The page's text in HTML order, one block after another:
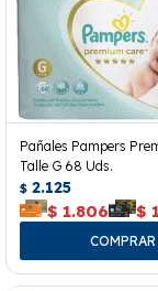
Pañales Pampers
Talle G 68 Uds.
$ 2.125
$ 1.806 $